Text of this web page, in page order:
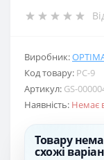
Виробник:
Код товару: PC-9
Артикул: GS-
Наявність: Немає
Товару
схожі